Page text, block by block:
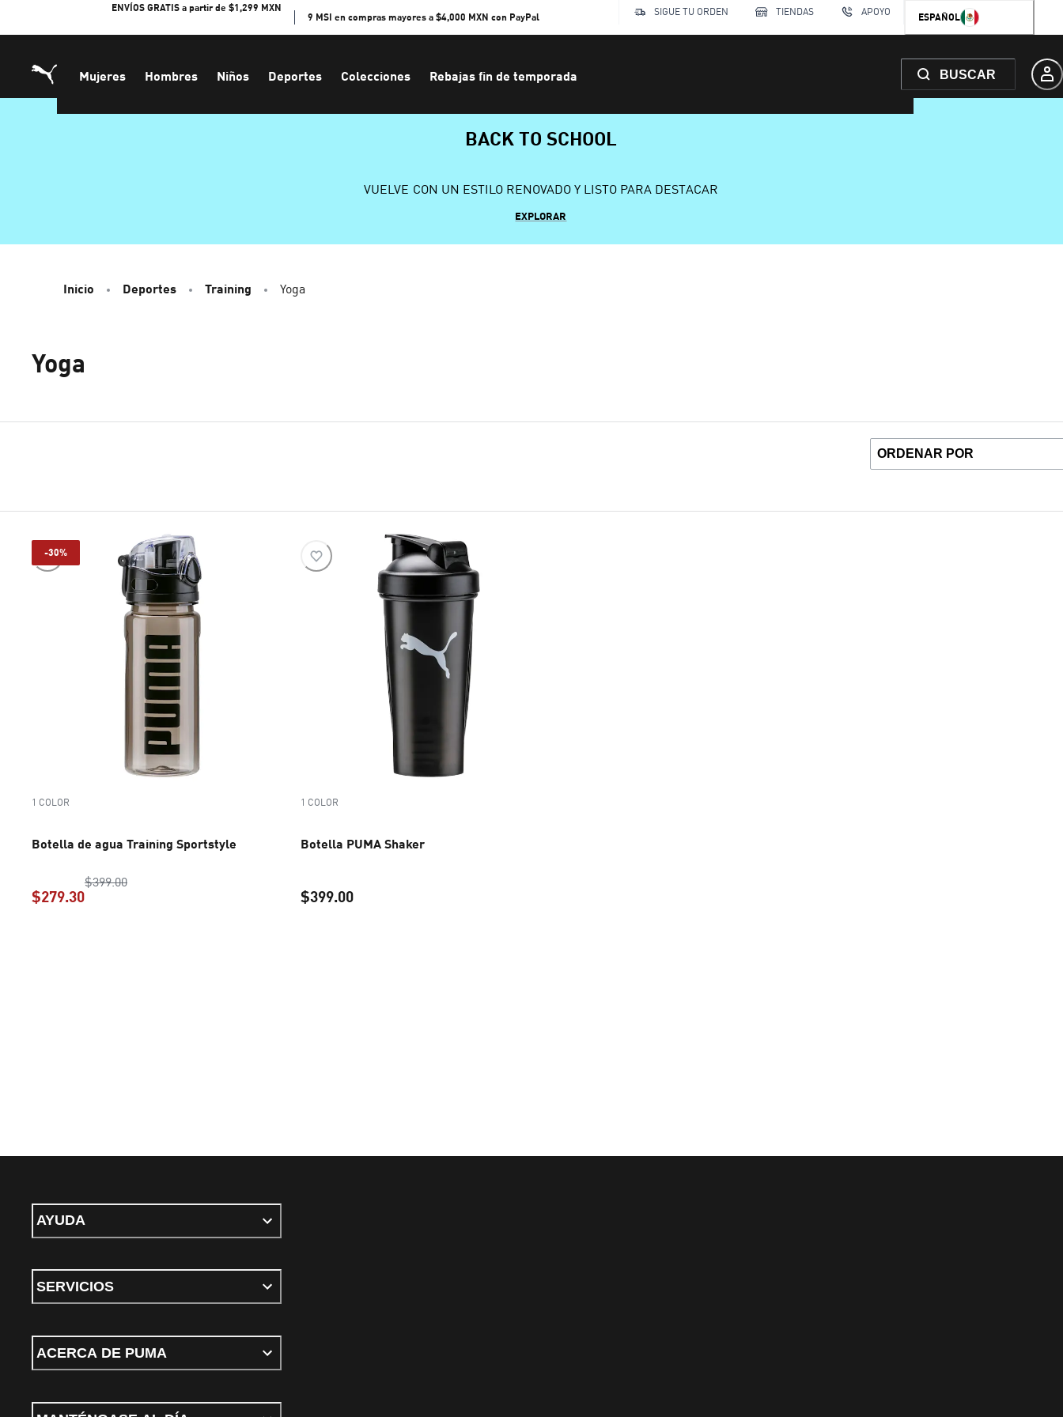
ENVÍOS GRATIS a partir de $1,299 MXN
9 MSI en compras mayores a $4,000 MXN con PayPal
SIGUE TU ORDEN TIENDAS APOYO ESPAÑOL
Mujeres Hombres Niños Deportes Colecciones Rebajas fin de temporada BUSCAR
BACK TO SCHOOL
VUELVE CON UN ESTILO RENOVADO Y LISTO PARA DESTACAR
EXPLORAR
Inicio Deportes Training Yoga
Yoga
-30%
1 COLOR
Botella de agua Training Sportstyle
$399.00precio original $399.00
$279.30
1 COLOR
Botella PUMA Shaker
$399.00
AYUDA
SERVICIOS
ACERCA DE PUMA